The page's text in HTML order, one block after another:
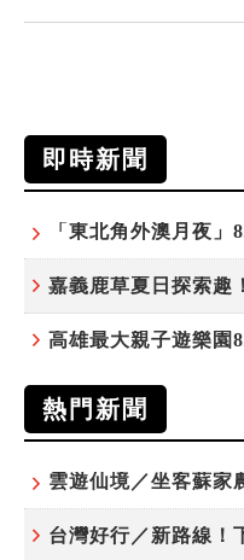
即時新聞
熱門新聞
雲遊仙境／坐客蘇家